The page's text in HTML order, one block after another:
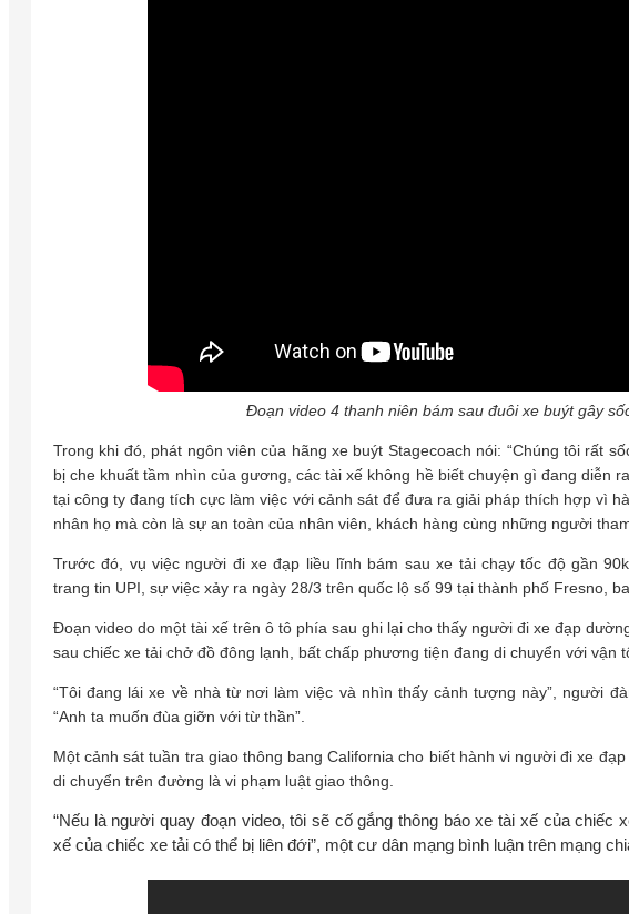
Đoạn video 4 thanh niên bám sau đuôi xe buýt gây
Trong khi đó, phát ngôn viên của hãng xe buýt Stagecoach nói: “Chúng tôi rất
bị che khuất tầm nhìn của gương, các tài xế không hề biết chuyện gì đang diễn
tại công ty đang tích cực làm việc với cảnh sát để đưa ra giải pháp thích hợp vì
nhân họ mà còn là sự an toàn của nhân viên, khách hàng cùng những người
Trước đó, vụ việc người đi xe đạp liều lĩnh bám sau xe tải chạy tốc độ gần
trang tin UPI, sự việc xảy ra ngày 28/3 trên quốc lộ số 99 tại thành phố Fresno,
Đoạn video do một tài xế trên ô tô phía sau ghi lại cho thấy người đi xe đạp
sau chiếc xe tải chở đồ đông lạnh, bất chấp phương tiện đang di chuyển với vận
“Tôi đang lái xe về nhà từ nơi làm việc và nhìn thấy cảnh tượng này”, người
“Anh ta muốn đùa giỡn với từ thần”.
Một cảnh sát tuần tra giao thông bang California cho biết hành vi người đi xe
di chuyển trên đường là vi phạm luật giao thông.
“Nếu là người quay đoạn video, tôi sẽ cố gắng thông báo xe tài xế của chiếc
xế của chiếc xe tải có thể bị liên đới”, một cư dân mạng bình luận trên mạng